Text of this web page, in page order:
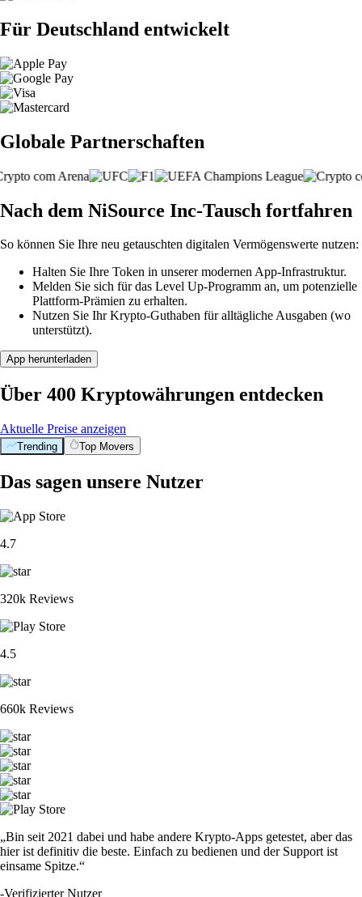
Für Deutschland entwickelt
Globale Partnerschaften
Nach dem NiSource Inc-Tausch fortfahren
So können Sie Ihre neu getauschten digitalen Vermögenswerte nutzen:
Halten Sie Ihre Token in unserer modernen App-Infrastruktur.
Melden Sie sich für das Level Up-Programm an, um potenzielle
Plattform-Prämien zu erhalten.
Nutzen Sie Ihr Krypto-Guthaben für alltägliche Ausgaben (wo
unterstützt).
App herunterladen
Über 400 Kryptowährungen entdecken
Aktuelle Preise anzeigen
Trending Top Movers
Das sagen unsere Nutzer
4.7
320k Reviews
4.5
660k Reviews
„Bin seit 2021 dabei und habe andere Krypto-Apps getestet, aber das
hier ist definitiv die beste. Einfach zu bedienen und der Support ist
einsame Spitze.“
-Verifizierter Nutzer